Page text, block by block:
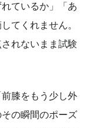
ているか」「あ
てくれません。
れないまま試験
膝をもう少し外
の瞬間のポーズ